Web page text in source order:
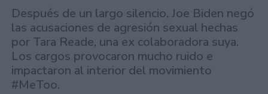
Después de un largo silencio, Joe Biden negó
las acusaciones de agresión sexual hechas
por Tara Reade, una ex colaboradora suya.
Los cargos provocaron mucho ruido e
impactaron al interior del movimiento
#MeToo.